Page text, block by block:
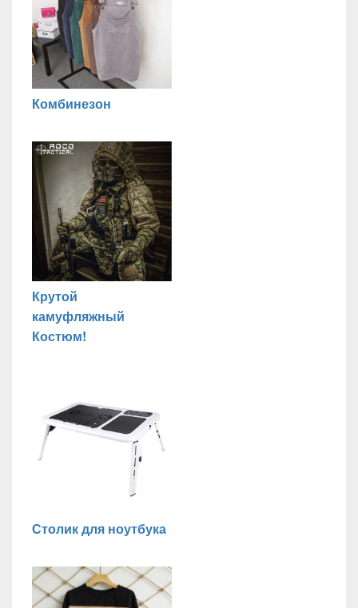
Комбинезон
Крутой
камуфляжный
Костюм!
Столик для ноутбука